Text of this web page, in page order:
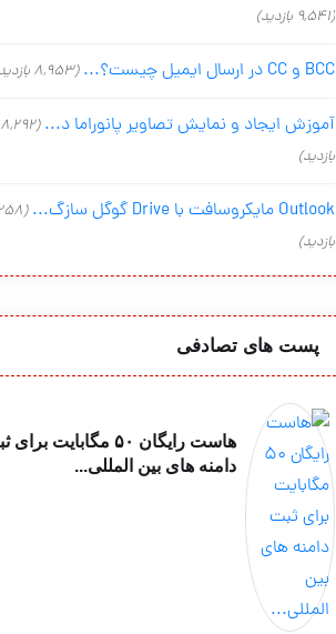
(9,541 بازدید)
BCC و CC در ارسال ایمیل چیست؟... (8,953 بازدید)
آموزش ایجاد و نمایش تصاویر پانوراما د... (8,292
بازدید)
Outlook مایکروسافت با Drive گوگل سازگ...
بازدید)
پست های تصادفی
هاست رایگان ۵۰ مگابایت
دامنه های بین المللی...